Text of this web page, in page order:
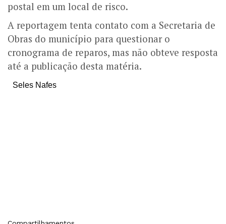
postal em um local de risco.
A reportagem tenta contato com a Secretaria de
Obras do município para questionar o
cronograma de reparos, mas não obteve resposta
até a publicação desta matéria.
Seles Nafes